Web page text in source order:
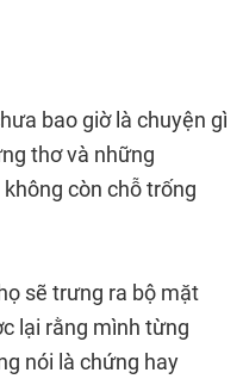
bao giờ là chuyện gì
thơ và những
còn chỗ trống
sẽ trưng ra bộ mặt
lại rằng mình từng
nói là chứng hay